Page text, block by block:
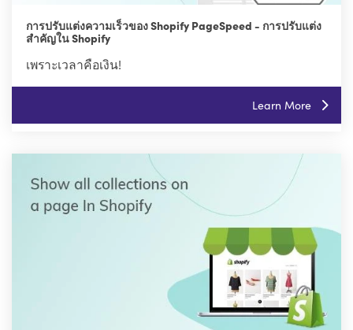
การปรับแต่งความเร็วของ Shopify PageSpeed - การปรับแต่ง
สำคัญใน Shopify
เพราะเวลาคือเงิน!
Learn More